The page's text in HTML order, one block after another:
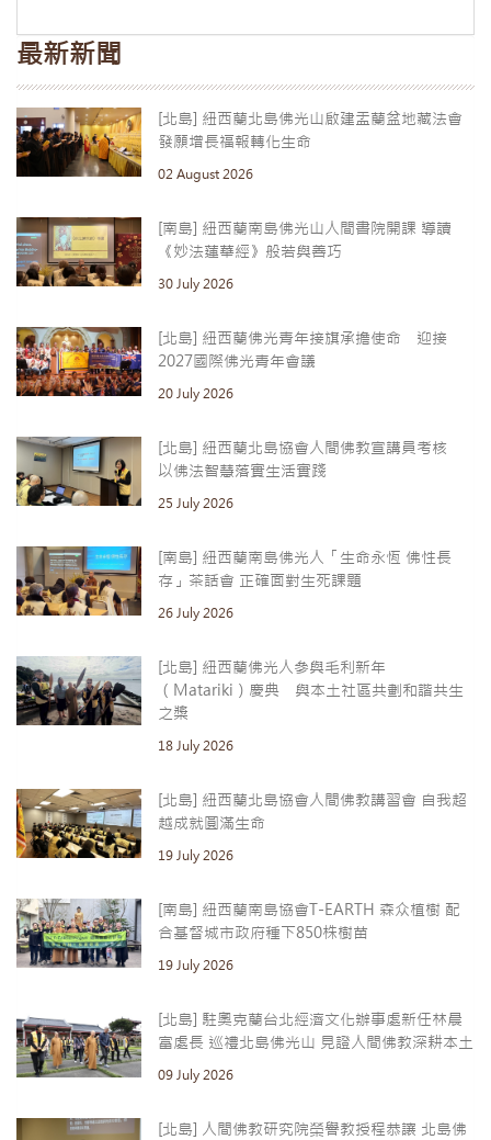
最新新聞
[北島] 紐西蘭北島佛光山啟建盂蘭盆地藏法會
發願增長福報轉化生命
02 August 2026
[南島] 紐西蘭南島佛光山人間書院開課 導讀
《妙法蓮華經》般若與善巧
30 July 2026
[北島] 紐西蘭佛光青年接旗承擔使命 迎接
2027國際佛光青年會議
20 July 2026
[北島] 紐西蘭北島協會人間佛教宣講員考核
以佛法智慧落實生活實踐
25 July 2026
[南島] 紐西蘭南島佛光人「生命永恆 佛性長
存」茶話會 正確面對生死課題
26 July 2026
[北島] 紐西蘭佛光人參與毛利新年
（Matariki）慶典 與本土社區共劃和諧共生
之槳
18 July 2026
[北島] 紐西蘭北島協會人間佛教講習會 自我超
越成就圓滿生命
19 July 2026
[南島] 紐西蘭南島協會T-EARTH 森众植樹 配
合基督城市政府種下850株樹苗
19 July 2026
[北島] 駐奧克蘭台北經濟文化辦事處新任林晨
富處長 巡禮北島佛光山 見證人間佛教深耕本土
09 July 2026
[北島] 人間佛教研究院榮譽教授程恭讓 北島佛